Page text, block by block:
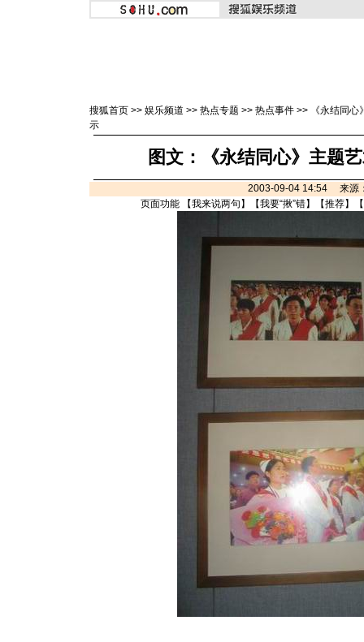
搜狐首页 >> 娱乐频道 >> 热点专题 >> 热点事件 >>
《永结同
示
图文：《永结同心》主题
2003-09-04 14:54 来源
页面功能 【我来说两句 】【我要“揪”错】【推荐】